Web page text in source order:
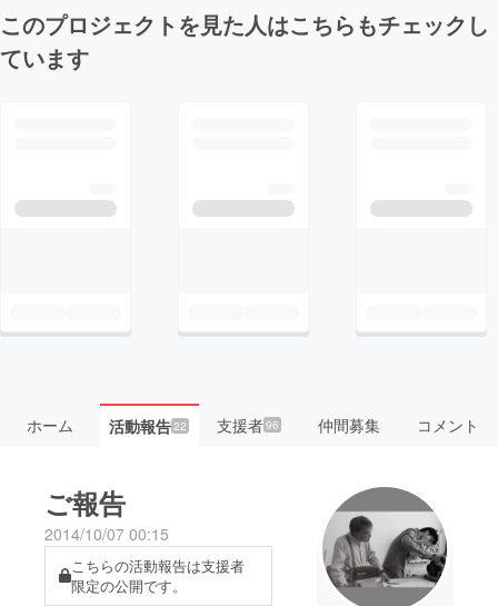
このプロジェクトを見た人はこちらもチェックし
ています
ホーム 活動報告22 支援者96 仲間募集 コメント
ご報告
2014/10/07 00:15
こちらの活動報告は支援者
限定の公開です。